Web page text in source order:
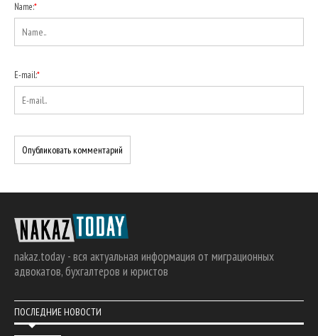
Name:*
E-mail:*
nakaz.today - вся актуальная информация от миграционных
адвокатов, бухгалтеров и юристов
ПОСЛЕДНИЕ НОВОСТИ